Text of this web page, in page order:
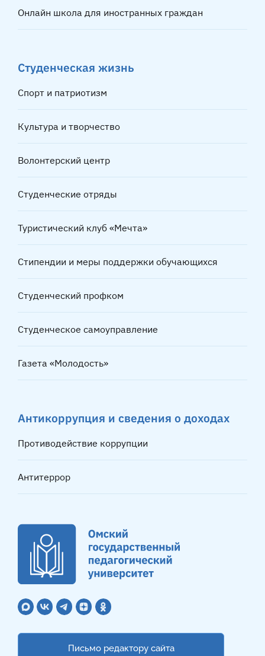
Онлайн школа для иностранных граждан
Студенческая жизнь
Спорт и патриотизм
Культура и творчество
Волонтерский центр
Студенческие отряды
Туристический клуб «Мечта»
Стипендии и меры поддержки обучающихся
Студенческий профком
Студенческое самоуправление
Газета «Молодость»
Антикоррупция и сведения о доходах
Противодействие коррупции
Антитеррор
Письмо редактору сайта